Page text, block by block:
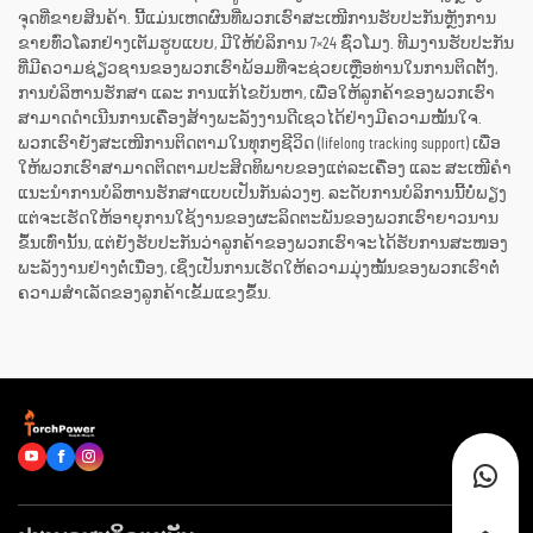
ຈຸດທີ່ຂາຍສິນຄ້າ. ນີ້ແມ່ນເຫດຜົນທີ່ພວກເຮົາສະເໜີການຮັບປະກັນຫຼັງການ
ຂາຍທົ່ວໂລກຢ່າງເຕັມຮູບແບບ, ມີໃຫ້ບໍລິການ 7×24 ຊົ່ວໂມງ. ທີມງານຮັບປະກັນ
ທີ່ມີຄວາມຊ່ຽວຊານຂອງພວກເຮົາພ້ອມທີ່ຈະຊ່ວຍເຫຼືອທ່ານໃນການຕິດຕັ້ງ,
ການບໍລິຫານຮັກສາ ແລະ ການແກ້ໄຂບັນຫາ, ເພື່ອໃຫ້ລູກຄ້າຂອງພວກເຮົາ
ສາມາດດຳເນີນການເຄື່ອງສ້າງພະລັງງານດີເຊວໄດ້ຢ່າງມີຄວາມໝັ້ນໃຈ.
ພວກເຮົາຍັງສະເໜີການຕິດຕາມໃນທຸກໆຊີວິດ (lifelong tracking support) ເພື່ອ
ໃຫ້ພວກເຮົາສາມາດຕິດຕາມປະສິດທິພາບຂອງແຕ່ລະເຄື່ອງ ແລະ ສະເໜີຄຳ
ແນະນຳການບໍລິຫານຮັກສາແບບເປັນກັນລ່ວງໆ. ລະດັບການບໍລິການນີ້ບໍ່ພຽງ
ແຕ່ຈະເຮັດໃຫ້ອາຍຸການໃຊ້ງານຂອງຜະລິດຕະພັນຂອງພວກເຮົາຍາວນານ
ຂຶ້ນເທົ່ານັ້ນ, ແຕ່ຍັງຮັບປະກັນວ່າລູກຄ້າຂອງພວກເຮົາຈະໄດ້ຮັບການສະໜອງ
ພະລັງງານຢ່າງຕໍ່ເນື່ອງ, ເຊິ່ງເປັນການເຮັດໃຫ້ຄວາມມຸ່ງໝັ້ນຂອງພວກເຮົາຕໍ່
ຄວາມສຳເລັດຂອງລູກຄ້າເຂັ້ມແຂງຂຶ້ນ.